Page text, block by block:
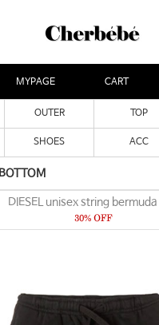
MYPAGE CART
OUTER TOP
SHOES ACC
BOTTOM
DIESEL unisex string